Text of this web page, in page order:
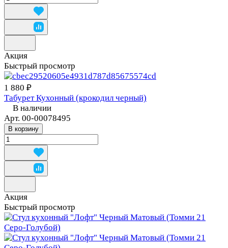
Акция
Быстрый просмотр
1 880 ₽
Табурет Кухонный (крокодил черный)
В наличии
Арт. 00-00078495
В корзину
Акция
Быстрый просмотр